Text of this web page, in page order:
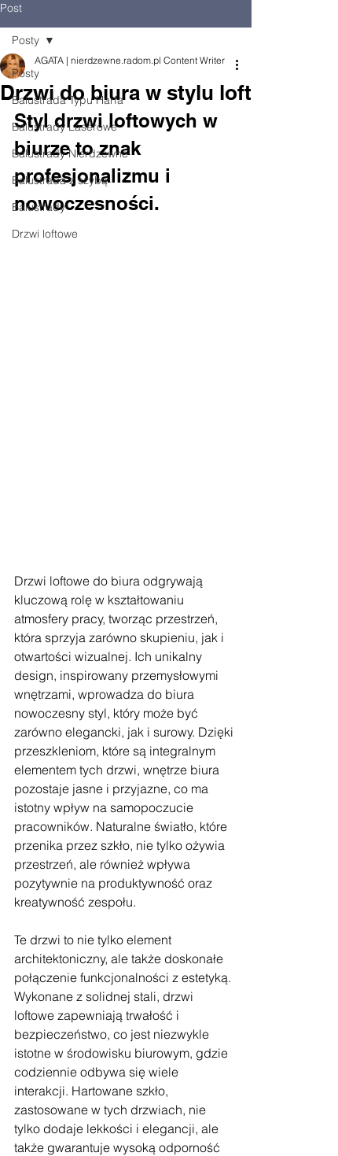
Post
Posty
Balustrada Typu Harfa
Balustrady Laserowe
Balustrady Nierdzewne
Balustrada z szybą
Balustrady
Drzwi loftowe
Posty
Drzwi do biura w stylu loft
AGATA | nierdzewne.radom.pl Content Writer
Styl drzwi loftowych w
biurze to znak
profesjonalizmu i
nowoczesności.
Drzwi loftowe do biura odgrywają
kluczową rolę w kształtowaniu
atmosfery pracy, tworząc przestrzeń,
która sprzyja zarówno skupieniu, jak i
otwartości wizualnej. Ich unikalny
design, inspirowany przemysłowymi
wnętrzami, wprowadza do biura
nowoczesny styl, który może być
zarówno elegancki, jak i surowy. Dzięki
przeszkleniom, które są integralnym
elementem tych drzwi, wnętrze biura
pozostaje jasne i przyjazne, co ma
istotny wpływ na samopoczucie
pracowników. Naturalne światło, które
przenika przez szkło, nie tylko ożywia
przestrzeń, ale również wpływa
pozytywnie na produktywność oraz
kreatywność zespołu.
Te drzwi to nie tylko element
architektoniczny, ale także doskonałe
połączenie funkcjonalności z estetyką.
Wykonane z solidnej stali, drzwi
loftowe zapewniają trwałość i
bezpieczeństwo, co jest niezwykle
istotne w środowisku biurowym, gdzie
codziennie odbywa się wiele
interakcji. Hartowane szkło,
zastosowane w tych drzwiach, nie
tylko dodaje lekkości i elegancji, ale
także gwarantuje wysoką odporność